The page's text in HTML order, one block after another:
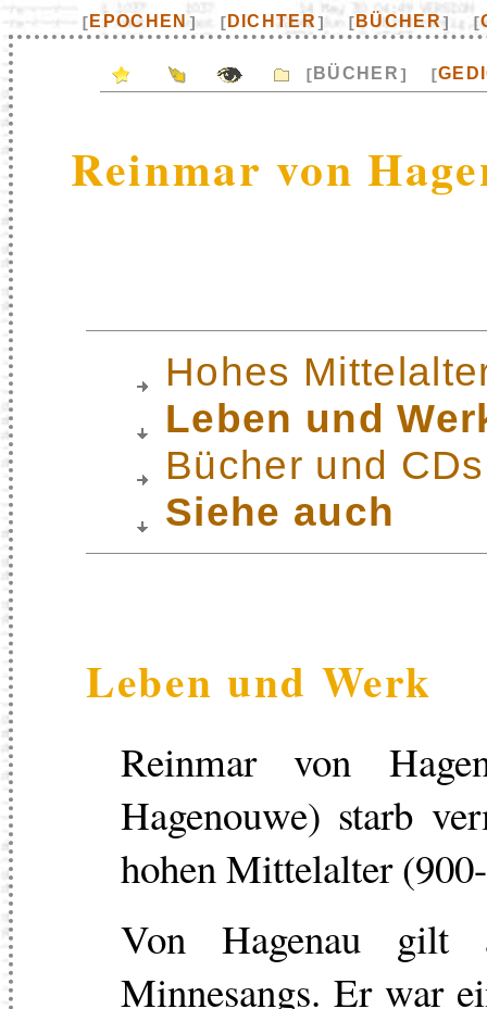
[ EPOCHEN ] [ DICHTER] [ BÜCHER] [
[ BÜCHER] [
Reinmar von
Hohes
Leben und
Bücher und CDs
Siehe auch
Leben und Werk
Reinmar von
Hagenouwe) starb
hohen Mittelalter
Von Hagenau gilt
Minnesangs. Er war